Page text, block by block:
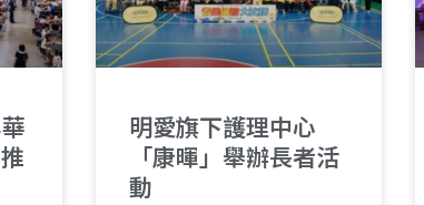
明愛旗下護理中心
「康暉」舉辦長者活
動